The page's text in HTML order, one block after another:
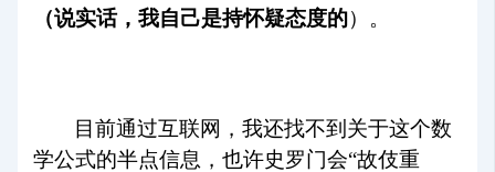
（说实话，我自己是持怀疑态度的）。
目前通过互联网，我还找不到关于这个数
学公式的半点信息，也许史罗门会“故伎重